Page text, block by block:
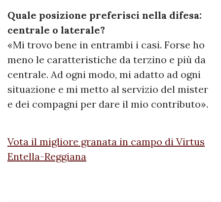
Quale posizione preferisci nella difesa:
centrale o laterale?
«Mi trovo bene in entrambi i casi. Forse ho
meno le caratteristiche da terzino e più da
centrale. Ad ogni modo, mi adatto ad ogni
situazione e mi metto al servizio del mister
e dei compagni per dare il mio contributo».
Vota il migliore granata in campo di Virtus
Entella-Reggiana